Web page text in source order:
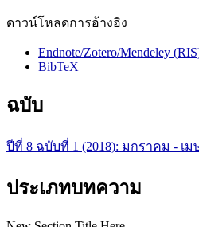
ดาวน์โหลดการอ้างอิง
Endnote/Zotero/Mendeley
BibTeX
ฉบับ
ปีที่ 8 ฉบับที่ 1 (2018): มกราคม - เม
ประเภทบทความ